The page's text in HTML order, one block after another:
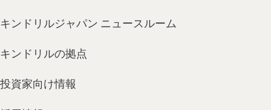
キンドリルジャパン ニュースルーム
キンドリルの拠点
投資家向け情報